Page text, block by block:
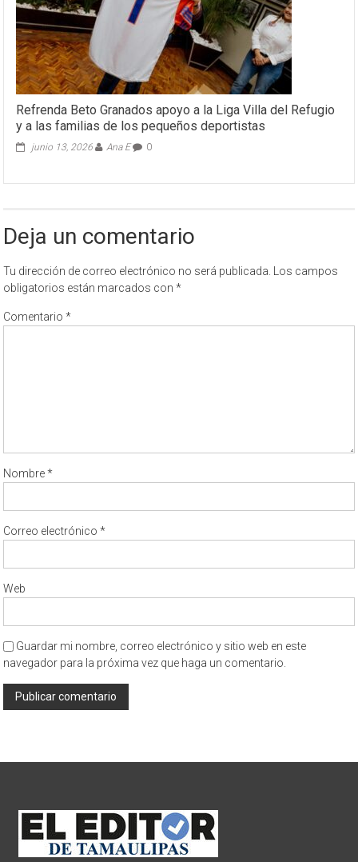
Refrenda Beto Granados apoyo a la Liga Villa del Refugio
y a las familias de los pequeños deportistas
junio 13, 2026 Ana E 0
Deja un comentario
Tu dirección de correo electrónico no será publicada.
Los campos
obligatorios están marcados con*
Comentario*
Nombre*
Correo electrónico*
Web
Guardar mi nombre, correo electrónico y sitio web en este
navegador para la próxima vez que haga un comentario.